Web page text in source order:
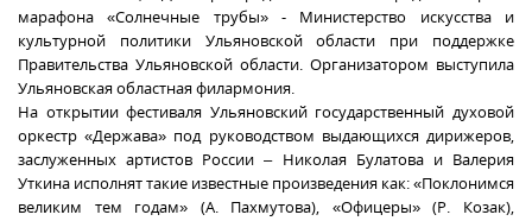
марафона «Солнечные трубы» - Министерство искусства и
культурной политики Ульяновской области при поддержке
Правительства Ульяновской области. Организатором выступила
Ульяновская областная филармония.
На открытии фестиваля Ульяновский государственный духовой
оркестр «Держава» под руководством выдающихся дирижеров,
заслуженных артистов России – Николая Булатова и Валерия
Уткина исполнят такие известные произведения как: «Поклонимся
великим тем годам» (А. Пахмутова), «Офицеры» (Р. Козак),